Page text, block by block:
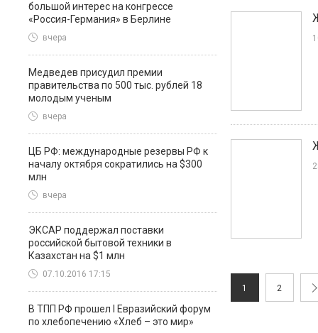
большой интерес на конгрессе
«Россия-Германия» в Берлине
вчера
Медведев присудил премии
правительства по 500 тыс. рублей 18
молодым ученым
вчера
ЦБ РФ: международные резервы РФ к
началу октября сократились на $300
млн
вчера
ЭКСАР поддержал поставки
российской бытовой техники в
Казахстан на $1 млн
07.10.2016 17:15
В ТПП РФ прошел I Евразийский форум
по хлебопечению «Хлеб – это мир»
1 2